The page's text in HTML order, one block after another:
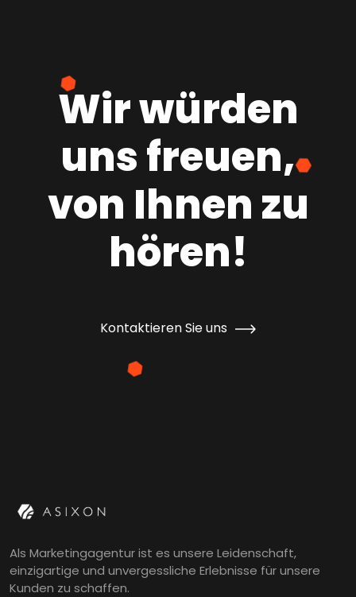
Wir würden
uns freuen,
von Ihnen zu
hören!
Kontaktieren Sie uns
Als Marketingagentur ist es unsere Leidenschaft,
einzigartige und unvergessliche Erlebnisse für unsere
Kunden zu schaffen.